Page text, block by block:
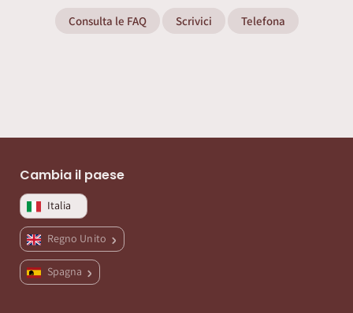
Consulta le FAQ Scrivici Telefona
Cambia il paese
Italia
Regno Unito
Spagna